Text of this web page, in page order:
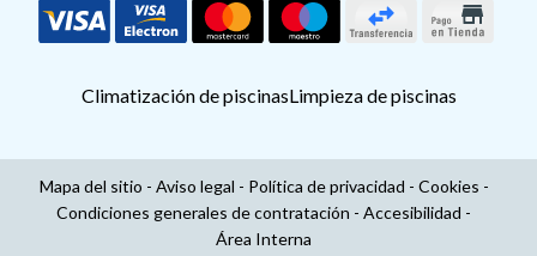
Climatización de piscinasLimpieza de piscinas
Mapa del sitio - Aviso legal - Política de privacidad - Cookies -
Condiciones generales de contratación - Accesibilidad -
Área Interna